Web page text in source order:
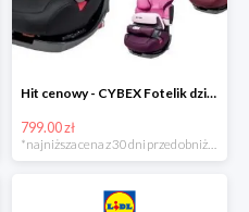
Hit cenowy - CYBEX Fotelik dziecięcy samochodowy Pallasfix grupa I-III, 9-36 kg
799.00 zł